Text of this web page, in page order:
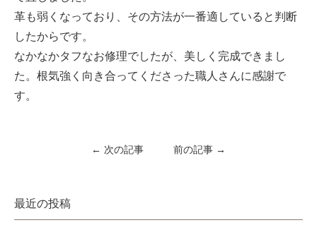
革も弱くなっており、その方法が一番適していると判断
したからです。
なかなかタフなお修理でしたが、美しく完成できまし
た。根気強く向き合ってくださった職人さんに感謝で
す。
← 次の記事 前の記事 →
最近の投稿